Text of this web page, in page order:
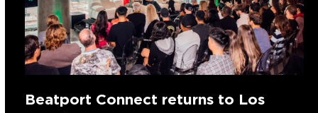
Beatport Connect returns to Los